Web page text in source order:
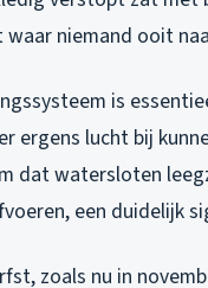
niemand ooit
is
ergens lucht bij
dat watersloten
een duidelijk
zoals nu in